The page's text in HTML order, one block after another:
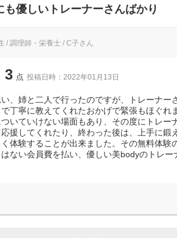
も優しいトレーナーさんばかり
/ 調理師・栄養士 / C子さん
3 点 投稿日時：2022年01月13日
、姉と二人で行ったのですが、トレーナー
丁寧に教えてくれたおかげで緊張もほぐれ
いていけない場面もあり、その度にトレー
援してくれたり、終わった後は、上手に鍛
体験することが出来ました。その無料体験
ない会員費を払い、優しい美bodyのトレ